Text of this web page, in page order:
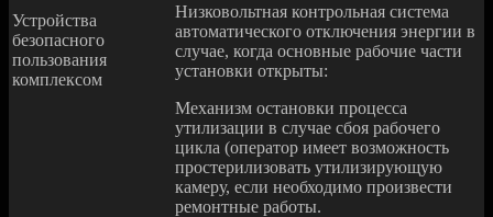
Устройства
безопасного
пользования
комплексом
Низковольтная контрольная система
автоматического отключения энергии в
случае, когда основные рабочие части
установки открыты:
Механизм остановки процесса
утилизации в случае сбоя рабочего
цикла (оператор имеет возможность
простерилизовать утилизирующую
камеру, если необходимо произвести
ремонтные работы.